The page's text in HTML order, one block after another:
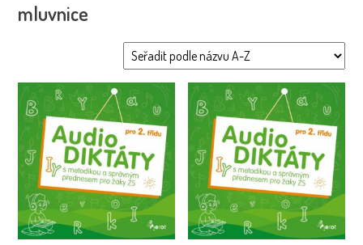
mluvnice